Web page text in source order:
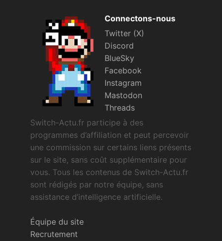
Connectons-nous
Twitter (X)
Discord
BlueSky
Facebook
Instagram
Mastodon
Threads
Switch-Actu.fr participe à des
programmes d’affiliation et peut percevoir
une commission sur certains liens présents
sur le site, sans coût supplémentaire pour
vous. Tous les contenus de Switch-Actu.fr
sont rédigés par notre équipe, sans
assistance d’intelligence artificielle.
Équipe du site
Recrutement